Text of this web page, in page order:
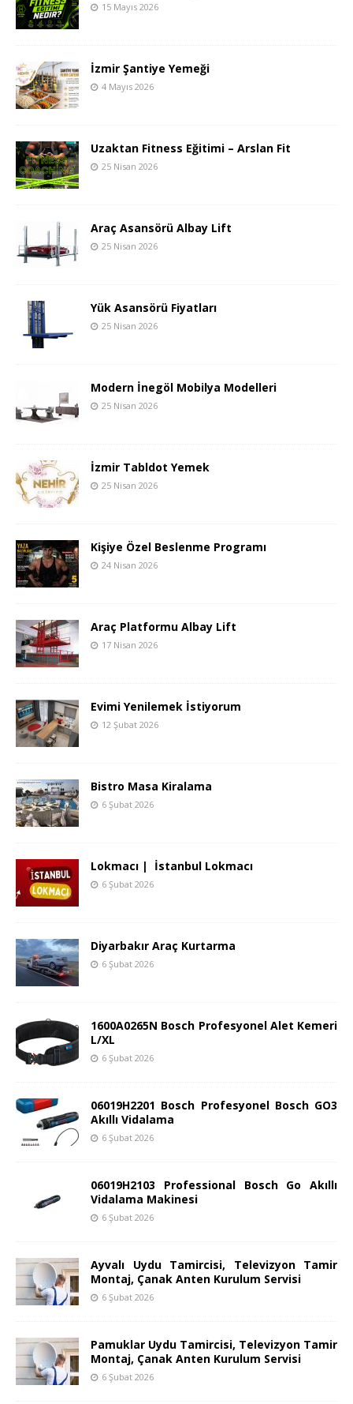
15 Mayıs 2026
İzmir Şantiye Yemeği
4 Mayıs 2026
Uzaktan Fitness Eğitimi – Arslan Fit
25 Nisan 2026
Araç Asansörü Albay Lift
25 Nisan 2026
Yük Asansörü Fiyatları
25 Nisan 2026
Modern İnegöl Mobilya Modelleri
25 Nisan 2026
İzmir Tabldot Yemek
25 Nisan 2026
Kişiye Özel Beslenme Programı
24 Nisan 2026
Araç Platformu Albay Lift
17 Nisan 2026
Evimi Yenilemek İstiyorum
12 Şubat 2026
Bistro Masa Kiralama
6 Şubat 2026
Lokmacı | İstanbul Lokmacı
6 Şubat 2026
Diyarbakır Araç Kurtarma
6 Şubat 2026
1600A0265N Bosch Profesyonel Alet Kemeri
L/XL
6 Şubat 2026
06019H2201 Bosch Profesyonel Bosch GO3
Akıllı Vidalama
6 Şubat 2026
06019H2103 Professional Bosch Go Akıllı
Vidalama Makinesi
6 Şubat 2026
Ayvalı Uydu Tamircisi, Televizyon Tamir
Montaj, Çanak Anten Kurulum Servisi
6 Şubat 2026
Pamuklar Uydu Tamircisi, Televizyon Tamir
Montaj, Çanak Anten Kurulum Servisi
6 Şubat 2026